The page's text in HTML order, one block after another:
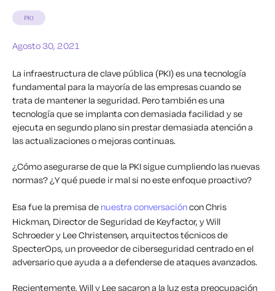
PKI
Agosto 30, 2021
La infraestructura de clave pública (PKI) es una tecnología
fundamental para la mayoría de las empresas cuando se
trata de mantener la seguridad. Pero también es una
tecnología que se implanta con demasiada facilidad y se
ejecuta en segundo plano sin prestar demasiada atención a
las actualizaciones o mejoras continuas.
¿Cómo asegurarse de que la PKI sigue cumpliendo las nuevas
normas? ¿Y qué puede ir mal si noeste enfoque proactivo?
Esa fue la premisa de nuestra conversacióncon Chris
Hickman, Director de Seguridad de Keyfactor, y Will
Schroeder y Lee Christensen, arquitectos técnicos de
SpecterOps, un proveedor de ciberseguridad centrado en el
adversario que ayuda a a defenderse de ataques avanzados.
Recientemente, Will y Lee sacaron a la luz esta preocupación